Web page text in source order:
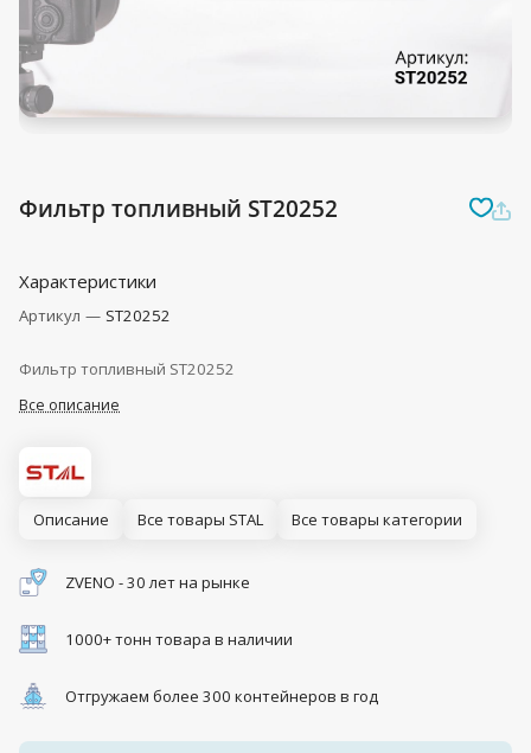
Фильтр топливный ST20252
Характеристики
Артикул — ST20252
Фильтр топливный ST20252
Все описание
Описание Все товары STAL Все товары категории
ZVENO - 30 лет на рынке
1000+ тонн товара в наличии
Отгружаем более 300 контейнеров в год